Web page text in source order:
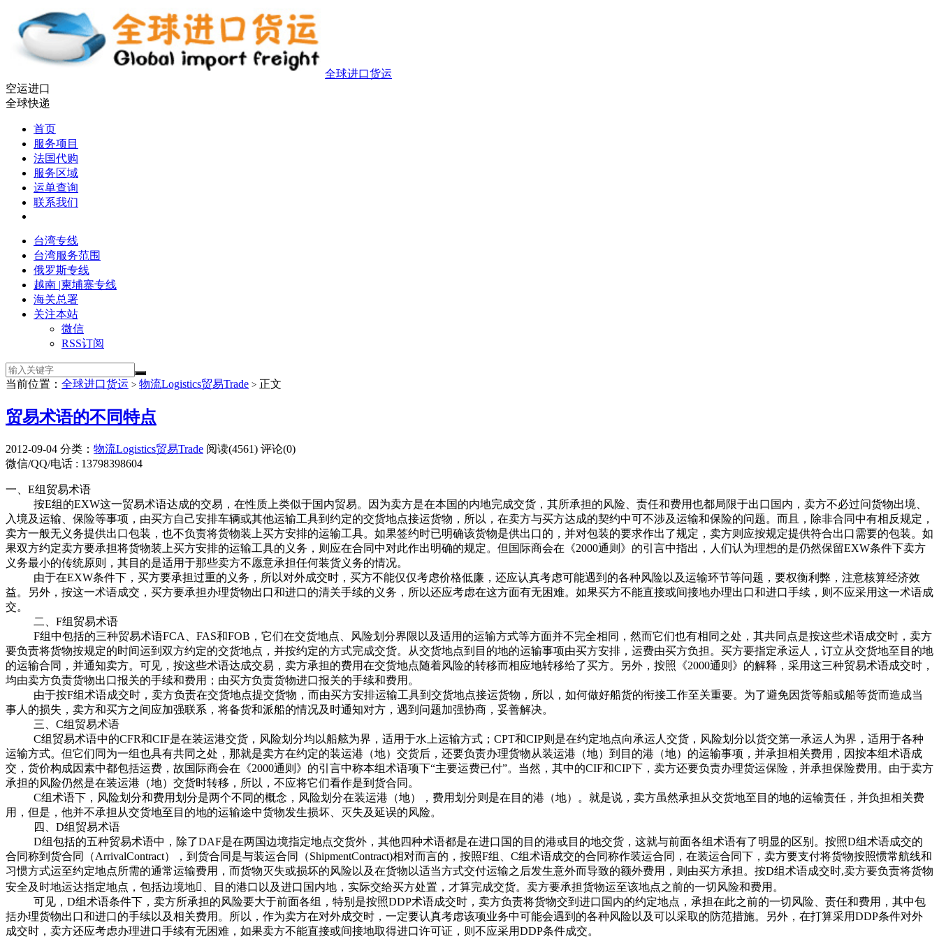
全球进口货运
空运进口
全球快递
首页
服务项目
法国代购
服务区域
运单查询
联系我们
台湾专线
台湾服务范围
俄罗斯专线
越南 |柬埔寨专线
海关总署
关注本站
微信
RSS订阅
当前位置： 全球进口货运 > 物流Logistics贸易Trade > 正文
贸易术语的不同特点
2012-09-04 分类： 物流Logistics贸易Trade 阅读(4561) 评论(0)
微信/QQ/电话 : 13798398604
一、E组贸易术语
按E组的EXW这一贸易术语达成的交易，在性质上类似于国内贸易。因为卖方是在本国的内地完成交货，其所承担的风险、责任和费用也都局限于出口国内，卖方不必过问货物出境、
入境及运输、保险等事项，由买方自己安排车辆或其他运输工具到约定的交货地点接运货物，所以，在卖方与买方达成的契约中可不涉及运输和保险的问题。而且，除非合同中有相反规定，
卖方一般无义务提供出口包装，也不负责将货物装上买方安排的运输工具。如果签约时已明确该货物是供出口的，并对包装的要求作出了规定，卖方则应按规定提供符合出口需要的包装。如
果双方约定卖方要承担将货物装上买方安排的运输工具的义务，则应在合同中对此作出明确的规定。但国际商会在《2000通则》的引言中指出，人们认为理想的是仍然保留EXW条件下卖方
义务最小的传统原则，其目的是适用于那些卖方不愿意承担任何装货义务的情况。
由于在EXW条件下，买方要承担过重的义务，所以对外成交时，买方不能仅仅考虑价格低廉，还应认真考虑可能遇到的各种风险以及运输环节等问题，要权衡利弊，注意核算经济效
益。另外，按这一术语成交，买方要承担办理货物出口和进口的清关手续的义务，所以还应考虑在这方面有无困难。如果买方不能直接或间接地办理出口和进口手续，则不应采用这一术语成
交。
二、F组贸易术语
F组中包括的三种贸易术语FCA、FAS和FOB，它们在交货地点、风险划分界限以及适用的运输方式等方面并不完全相同，然而它们也有相同之处，其共同点是按这些术语成交时，卖方
要负责将货物按规定的时间运到双方约定的交货地点，并按约定的方式完成交货。从交货地点到目的地的运输事项由买方安排，运费由买方负担。买方要指定承运人，订立从交货地至目的地
的运输合同，并通知卖方。可见，按这些术语达成交易，卖方承担的费用在交货地点随着风险的转移而相应地转移给了买方。另外，按照《2000通则》的解释，采用这三种贸易术语成交时，
均由卖方负责货物出口报关的手续和费用；由买方负责货物进口报关的手续和费用。
由于按F组术语成交时，卖方负责在交货地点提交货物，而由买方安排运输工具到交货地点接运货物，所以，如何做好船货的衔接工作至关重要。为了避免因货等船或船等货而造成当
事人的损失，卖方和买方之间应加强联系，将备货和派船的情况及时通知对方，遇到问题加强协商，妥善解决。
三、C组贸易术语
C组贸易术语中的CFR和CIF是在装运港交货，风险划分均以船舷为界，适用于水上运输方式；CPT和CIP则是在约定地点向承运人交货，风险划分以货交第一承运人为界，适用于各种
运输方式。但它们同为一组也具有共同之处，那就是卖方在约定的装运港（地）交货后，还要负责办理货物从装运港（地）到目的港（地）的运输事项，并承担相关费用，因按本组术语成
交，货价构成因素中都包括运费，故国际商会在《2000通则》的引言中称本组术语项下“主要运费已付”。当然，其中的CIF和CIP下，卖方还要负责办理货运保险，并承担保险费用。由于卖方
承担的风险仍然是在装运港（地）交货时转移，所以，不应将它们看作是到货合同。
C组术语下，风险划分和费用划分是两个不同的概念，风险划分在装运港（地），费用划分则是在目的港（地）。就是说，卖方虽然承担从交货地至目的地的运输责任，并负担相关费
用，但是，他并不承担从交货地至目的地的运输途中货物发生损坏、灭失及延误的风险。
四、D组贸易术语
D组包括的五种贸易术语中，除了DAF是在两国边境指定地点交货外，其他四种术语都是在进口国的目的港或目的地交货，这就与前面各组术语有了明显的区别。按照D组术语成交的
合同称到货合同（ArrivalContract），到货合同是与装运合同（ShipmentContract)相对而言的，按照F组、C组术语成交的合同称作装运合同，在装运合同下，卖方要支付将货物按照惯常航线和
习惯方式运至约定地点所需的通常运输费用，而货物灭失或损坏的风险以及在货物以适当方式交付运输之后发生意外而导致的额外费用，则由买方承担。按D组术语成交时,卖方要负责将货物
安全及时地运达指定地点，包括边境地、目的港口以及进口国内地，实际交给买方处置，才算完成交货。卖方要承担货物运至该地点之前的一切风险和费用。
可见，D组术语条件下，卖方所承担的风险要大于前面各组，特别是按照DDP术语成交时，卖方负责将货物交到进口国内的约定地点，承担在此之前的一切风险、责任和费用，其中包
括办理货物出口和进口的手续以及相关费用。所以，作为卖方在对外成交时，一定要认真考虑该项业务中可能会遇到的各种风险以及可以采取的防范措施。另外，在打算采用DDP条件对外
成交时，卖方还应考虑办理进口手续有无困难，如果卖方不能直接或间接地取得进口许可证，则不应采用DDP条件成交。